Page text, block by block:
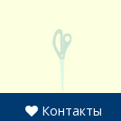
Контакты